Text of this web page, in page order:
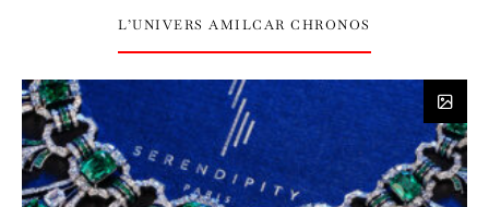
L’UNIVERS AMILCAR CHRONOS